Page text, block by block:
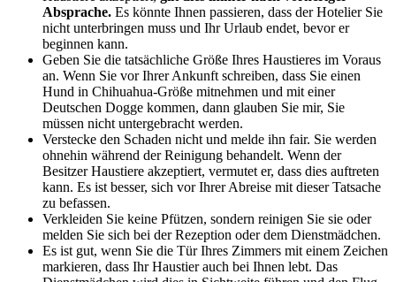
Absprache. Es könnte Ihnen passieren, dass der Hotelier Sie
nicht unterbringen muss und Ihr Urlaub endet, bevor er
beginnen kann.
Geben Sie die tatsächliche Größe Ihres Haustieres im Voraus
an. Wenn Sie vor Ihrer Ankunft schreiben, dass Sie einen
Hund in Chihuahua-Größe mitnehmen und mit einer
Deutschen Dogge kommen, dann glauben Sie mir, Sie
müssen nicht untergebracht werden.
Verstecke den Schaden nicht und melde ihn fair. Sie werden
ohnehin während der Reinigung behandelt. Wenn der
Besitzer Haustiere akzeptiert, vermutet er, dass dies auftreten
kann. Es ist besser, sich vor Ihrer Abreise mit dieser Tatsache
zu befassen.
Verkleiden Sie keine Pfützen, sondern reinigen Sie sie oder
melden Sie sich bei der Rezeption oder dem Dienstmädchen.
Es ist gut, wenn Sie die Tür Ihres Zimmers mit einem Zeichen
markieren, dass Ihr Haustier auch bei Ihnen lebt. Das